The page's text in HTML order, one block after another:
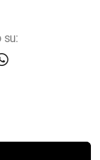
su: